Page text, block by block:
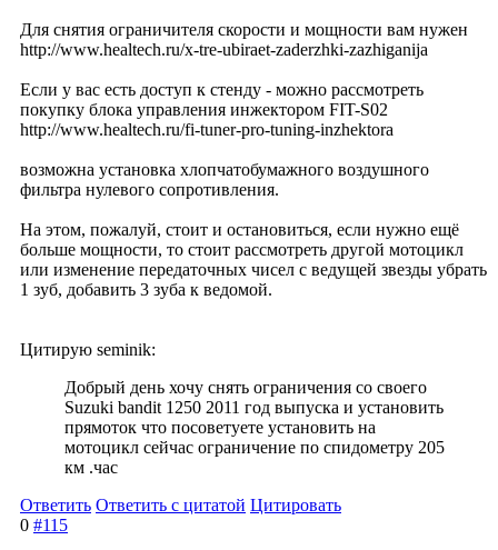
Для снятия ограничителя скорости и мощности вам нужен
http://www.healtech.ru/x-tre-ubiraet-zaderzhki-zazhiganija
Если у вас есть доступ к стенду - можно рассмотреть
покупку блока управления инжектором FIT-S02
http://www.healtech.ru/fi-tuner-pro-tuning-inzhektora
возможна установка хлопчатобумажного воздушного
фильтра нулевого сопротивления.
На этом, пожалуй, стоит и остановиться, если нужно ещё
больше мощности, то стоит рассмотреть другой мотоцикл
или изменение передаточных чисел с ведущей звезды убрать
1 зуб, добавить 3 зуба к ведомой.
Цитирую seminik:
Добрый день хочу снять ограничения со своего
Suzuki bandit 1250 2011 год выпуска и установить
прямоток что посоветуете установить на
мотоцикл сейчас ограничение по спидометру 205
км .час
Ответить Ответить с цитатой Цитировать
0 #115